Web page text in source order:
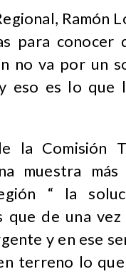
Ramón
para conocer
no va por un
eso es lo que
la Comisión
muestra
“ la
de una
y en ese
terreno lo